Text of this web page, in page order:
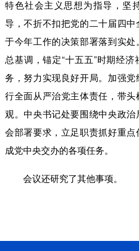
特色社会主义思想为指导，坚
导，不折不扣把党的二十届四中
于今年工作的决策部署落到实
总基调，锚定“十五五”时期经
务，努力实现良好开局。加强党
行全面从严治党主体责任，带
观。中央书记处要围绕中央政
会部署要求，立足职责抓好重点
成党中央交办的各项任务。
会议还研究了其他事项。